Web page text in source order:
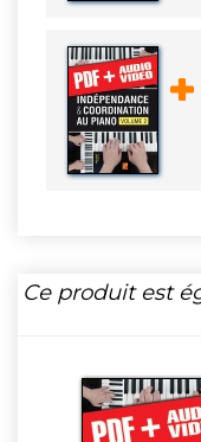
Ce produit est